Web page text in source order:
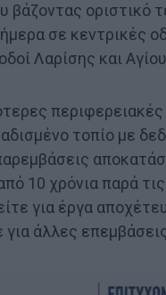
βάζοντας οριστικό
σε κεντρικές
Λαρίσης και
τοπίο με
10 χρόνια παρά
για έργα
για άλλες